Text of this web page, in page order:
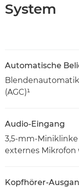
System
Automatische
(AGC)¹
Audio-Eingang
3,5-mm-
externes
Kopfhörer-